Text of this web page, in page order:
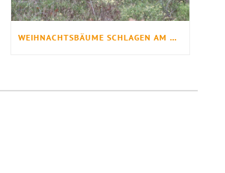
WEIHNACHTSBÄUME SCHLAGEN AM WALDERLEBNIS EHRHORN